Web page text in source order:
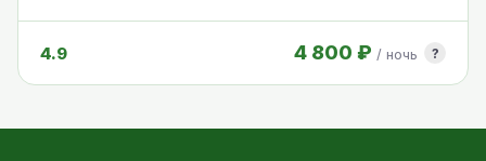
4.9 4 800 ₽ / ночь ?